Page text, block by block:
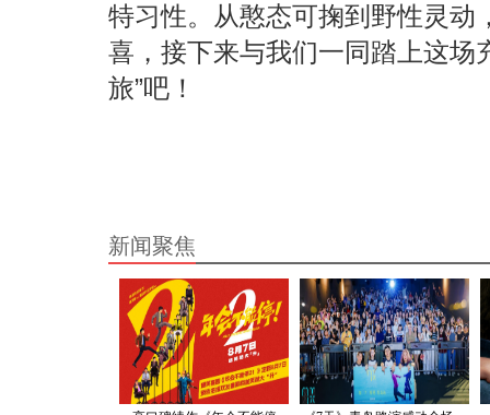
特习性。从憨态可掬到野性灵动
喜，接下来与我们一同踏上这场
旅”吧！
新闻聚焦